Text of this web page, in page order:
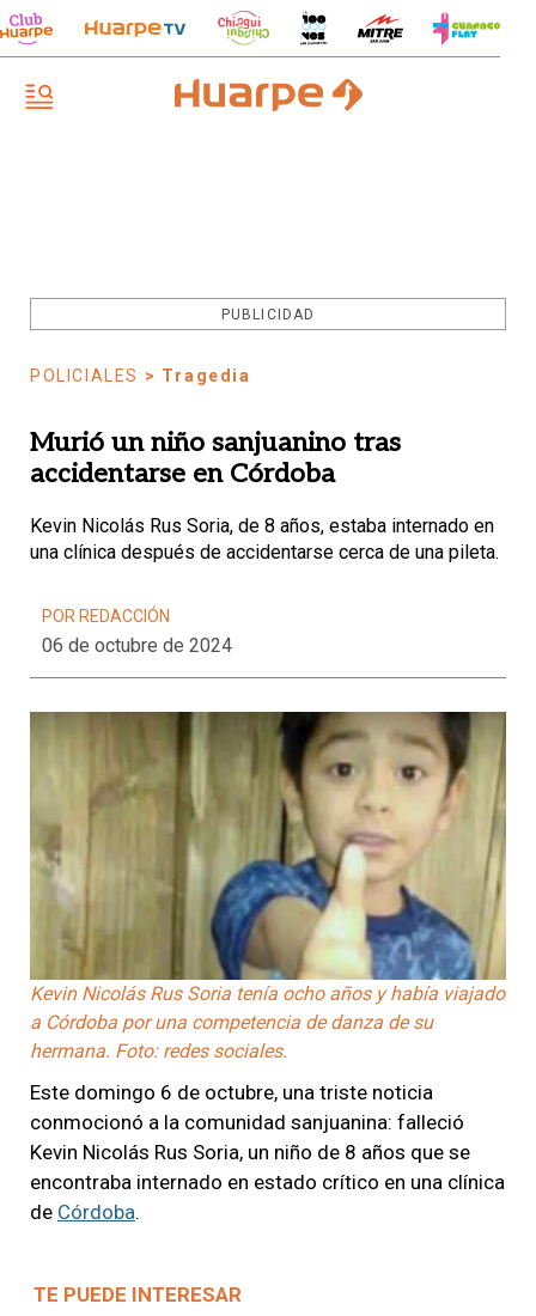
PUBLICIDAD
POLICIALES > Tragedia
Murió un niño sanjuanino tras
accidentarse en Córdoba
Kevin Nicolás Rus Soria, de 8 años, estaba internado en
una clínica después de accidentarse cerca de una pileta.
POR REDACCIÓN
06 de octubre de 2024
Kevin Nicolás Rus Soria tenía ocho años y había viajado
a Córdoba por una competencia de danza de su
hermana. Foto: redes sociales.
Este domingo 6 de octubre, una triste noticia
conmocionó a la comunidad sanjuanina: falleció
Kevin Nicolás Rus Soria, un niño de 8 años que se
encontraba internado en estado crítico en una clínica
de Córdoba.
TE PUEDE INTERESAR